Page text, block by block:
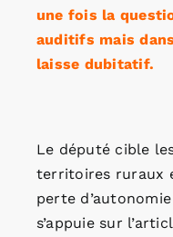
une fois la
auditifs mais
laisse dubitatif.
Le député cible
territoires ruraux
perte
s’appuie sur